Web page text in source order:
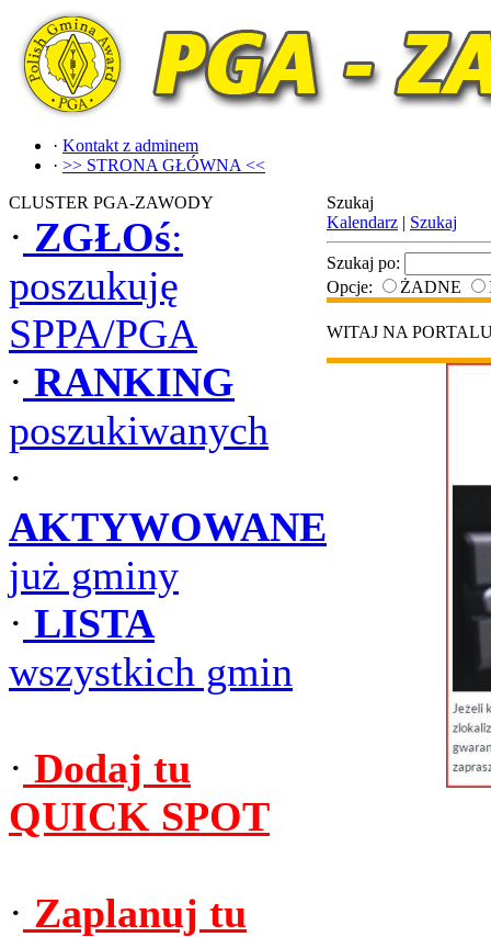
· Kontakt z adminem
· >> STRONA GŁÓWNA <<
CLUSTER PGA-ZAWODY
· ZGŁOś:
poszukuję
SPPA/PGA
· RANKING
poszukiwanych
·
AKTYWOWANE
już gminy
· LISTA
wszystkich gmin
· Dodaj tu
QUICK SPOT
· Zaplanuj tu
Szukaj
Kalendarz | Szukaj
Szukaj po:
Opcje:
ŻADNE
WITAJ NA